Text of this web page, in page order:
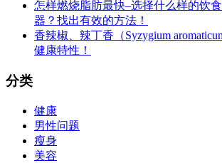
怎样燃烧脂肪最快–选择什么样的饮
器？找出有效的方法！
香辣椒、辣丁香（Syzygium
健康特性！
分类
健康
男性问题
瘦身
美容